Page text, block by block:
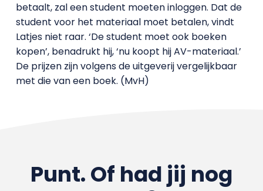
betaalt, zal een student moeten inloggen. Dat de
student voor het materiaal moet betalen, vindt
Latjes niet raar. ‘De student moet ook boeken
kopen’, benadrukt hij, ‘nu koopt hij AV-materiaal.’
De prijzen zijn volgens de uitgeverij vergelijkbaar
met die van een boek. (MvH)
Punt. Of had jij nog